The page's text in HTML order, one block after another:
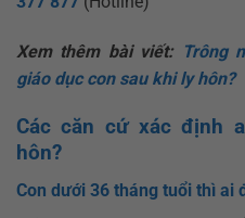
Xem thêm bài viết: Trông
giáo dục con sau khi ly hôn?
Các căn cứ xác định
hôn?
Con dưới 36 tháng tuổi thì ai